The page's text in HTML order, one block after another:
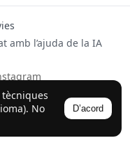
No
D’acord
amb l’ajuda de la IA